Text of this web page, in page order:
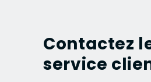
Contactez
service